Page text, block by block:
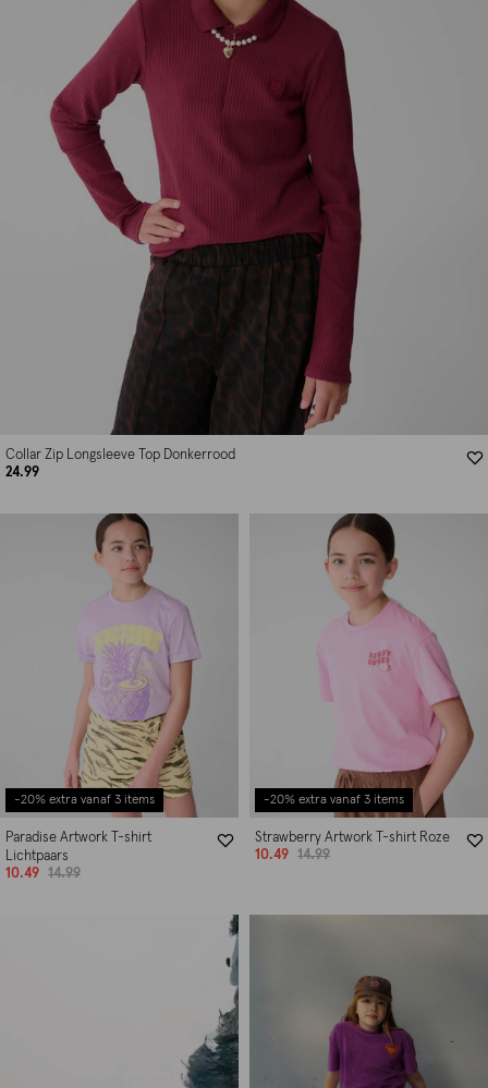
Collar Zip Longsleeve Top Donkerrood
24.99
-20% extra vanaf 3 items
Paradise Artwork T-shirt
Lichtpaars
10.49
14.99
-20% extra vanaf 3 items
Strawberry Artwork T-shirt Roze
10.49
14.99